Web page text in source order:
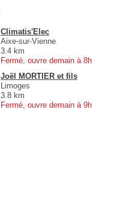
Climatis'Elec
Aixe-sur-Vienne
3.4 km
Fermé, ouvre demain à 8h
Joël MORTIER et fils
Limoges
3.8 km
Fermé, ouvre demain à 9h